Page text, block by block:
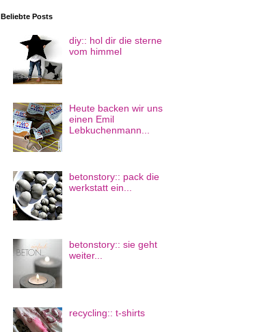
Beliebte Posts
diy:: hol dir die sterne
vom himmel
Heute backen wir uns
einen Emil
Lebkuchenmann...
betonstory:: pack die
werkstatt ein...
betonstory:: sie geht
weiter...
recycling:: t-shirts